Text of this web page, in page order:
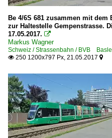
Be 4/6S 681 zusammen mit dem
zur Haltestelle Gempenstrasse.
17.05.2017. 
Markus Wagner
Schweiz / Strassenbahn / BVB
 250 1200x797 Px, 21.05.2017 